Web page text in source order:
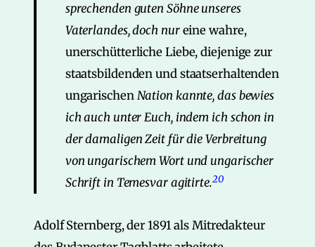
sprechenden guten Söhne unseres
Vaterlandes, doch nureine wahre,
unerschütterliche Liebe, diejenige zur
staatsbildenden und staatserhaltenden
ungarischenNation kannte, das bewies
ich auch unter Euch, indem ich schon in
der damaligen Zeit für die Verbreitung
von ungarischem Wort und ungarischer
Schrift in Temesvar agitirte.20
Adolf Sternberg, der 1891 als Mitredakteur